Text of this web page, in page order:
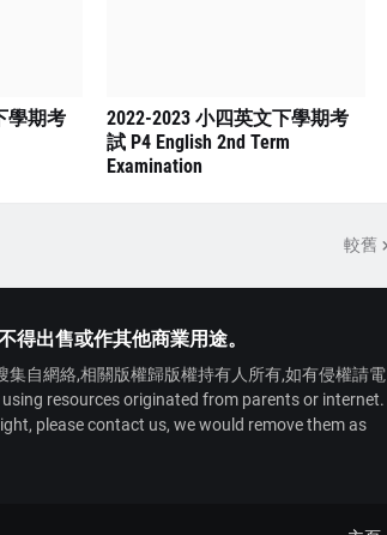
學期考
2022-2023 小四英文下學期考
試 P4 English 2nd Term
Examination
較舊
得出售或作其他商業用途。
自網絡,相關版權歸版權持有人所有,如有侵權請電
resources originated from parents or internet.
please contact us, we would remove them as